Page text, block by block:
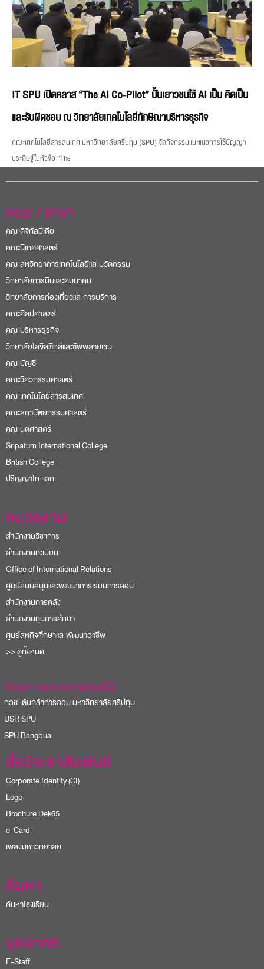
IT SPU เปิดคลาส “The AI Co-Pilot” ปั้นเยาวชนใช้ AI เป็น คิดเป็น
และรับผิดชอบ ณ วิทยาลัยเทคโนโลยีทักษิณาบริหารธุรกิจ
คณะเทคโนโลยีสารสนเทศ มหาวิทยาลัยศรีปทุม (SPU) จัดกิจกรรมแนะแนวการใช้ปัญญา
ประดิษฐ์ในหัวข้อ “The
คณะ / สาขา
คณะดิจิทัลมีเดีย
คณะนิเทศศาสตร์
คณะสหวิทยาการเทคโนโลยีและนวัตกรรม
วิทยาลัยการบินและคมนาคม
วิทยาลัยการท่องเที่ยวและการบริการ
คณะศิลปศาสตร์
คณะบริหารธุรกิจ
วิทยาลัยโลจิสติกส์และซัพพลายเชน
คณะบัญชี
คณะวิศวกรรมศาสตร์
คณะเทคโนโลยีสารสนเทศ
คณะสถาปัตยกรรมศาสตร์
คณะนิติศาสตร์
Sripatum International College
British College
ปริญญาโท-เอก
หน่วยงาน
สำนักงานวิชาการ
สำนักงานทะเบียน
Office of International Relations
ศูนย์สนับสนุนและพัฒนาการเรียนการสอน
สำนักงานการคลัง
สำนักงานทุนการศึกษา
ศูนย์สหกิจศึกษาและพัฒนาอาชีพ
>> ดูทั้งหมด
โครงการและความร่วมมือ
ช. ต้นกล้าการออม มหาวิทยาลัยศรีปทุม
SPU
Bangbua
สื่อประชาสัมพันธ์
Corporate Identity (CI)
Logo
Brochure Dek65
e-Card
เพลงมหาวิทยาลัย
ค้นหา
ค้นหาโรงเรียน
บุคลากร
E-Staff